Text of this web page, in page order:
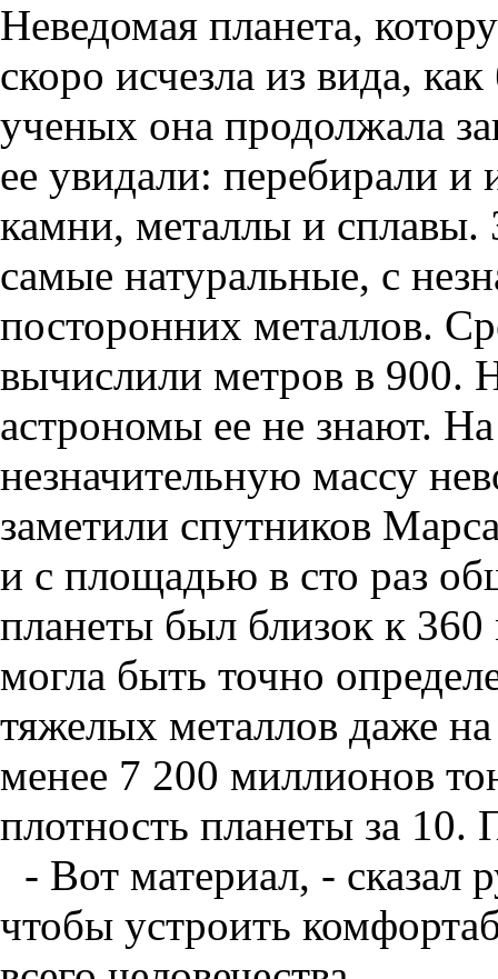
Неведомая планета,
скоро исчезла из вида,
ученых она продолжала
ее увидали: перебирали и
камни, металлы и сплавы.
самые натуральные, с
посторонних металлов.
вычислили метров в 900.
астрономы ее не знают.
незначительную массу
заметили спутников
и с площадью в сто раз
планеты был близок к
могла быть точно
тяжелых металлов даже
менее 7 200 миллионов
плотность планеты за 10.
- Вот материал, - сказал
чтобы устроить